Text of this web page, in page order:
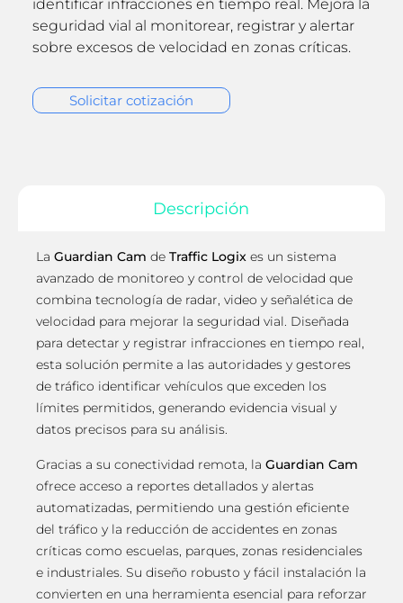
identificar infracciones en tiempo real. Mejora la
seguridad vial al monitorear, registrar y alertar
sobre excesos de velocidad en zonas críticas.
Solicitar cotización
Descripción
La Guardian Cam de Traffic Logixes un sistema
avanzado de monitoreo y control de velocidad que
combina tecnología de radar, video y señalética de
velocidad para mejorar la seguridad vial. Diseñada
para detectar y registrar infracciones en tiempo real,
esta solución permite a las autoridades y gestores
de tráfico identificar vehículos que exceden los
límites permitidos, generando evidencia visual y
datos precisos para su análisis.
Gracias a su conectividad remota, la Guardian Cam
ofrece acceso a reportes detallados y alertas
automatizadas, permitiendo una gestión eficiente
del tráfico y la reducción de accidentes en zonas
críticas como escuelas, parques, zonas residenciales
e industriales. Su diseño robusto y fácil instalación la
convierten en una herramienta esencial para reforzar